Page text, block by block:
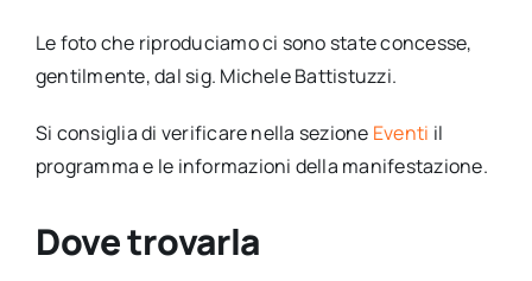
Le foto che riproduciamo ci sono state concesse,
gentilmente, dal sig. Michele Battistuzzi.
Si consiglia di verificare nella sezione Eventi il
programma e le informazioni della manifestazione.
Dove trovarla